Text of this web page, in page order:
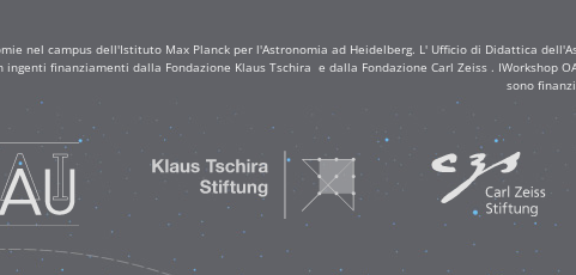
nel campus dell'Istituto Max Planck per l'Astronomia ad Heidelberg. L' Ufficio di Didattica
finanziamenti dalla Fondazione Klaus Tschira e dalla Fondazione Carl Zeiss . IWorkshop
sono